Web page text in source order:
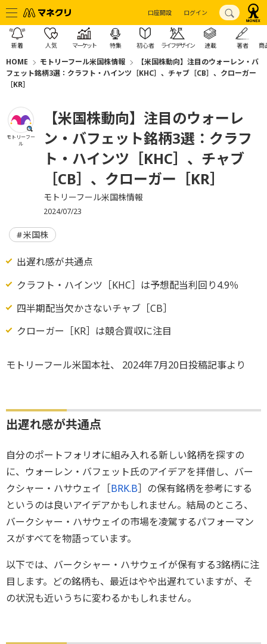
口座開設 ログイン
新着 人気 マーケット 特集 初心者 ライフデザイン 連載 著者 商
HOME モトリーフール米国株情報
【米国株動向】注目のウォーレン・バ
フェット銘柄3選：クラフト・ハインツ［KHC］、チャブ［CB］、クローガー
［KR］
モトリーフー
ル
【米国株動向】注目のウォーレ
ン・バフェット銘柄3選：クラフ
ト・ハインツ［KHC］、チャブ
［CB］、クローガー［KR］
モトリーフール米国株情報
2024/07/23
米国株
出遅れ感が共通点
クラフト・ハインツ［KHC］は予想配当利回り4.9％
四半期配当欠かさないチャブ［CB］
クローガー［KR］は競合買収に注目
モトリーフール米国本社、 2024年7月20日投稿記事より
出遅れ感が共通点
自分のポートフォリオに組み入れる新しい銘柄を探すの
に、ウォーレン・バフェット氏のアイデアを拝借し、バー
クシャー・ハサウェイ［BRK.B］の保有銘柄を参考にする
というのは良いアイデアかもしれません。結局のところ、
バークシャー・ハサウェイの市場を凌駕するパフォーマン
スがすべてを物語っています。
以下では、バークシャー・ハサウェイが保有する3銘柄に注
目します。どの銘柄も、最近はやや出遅れていますが、そ
の状況も近いうちに変わるかもしれません。